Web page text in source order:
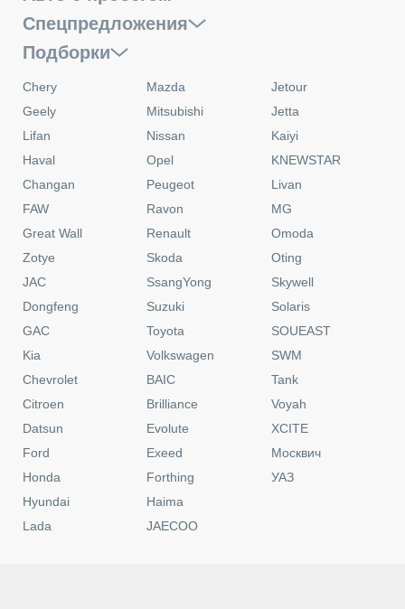
Спецпредложения
Подборки
Chery
Geely
Lifan
Haval
Changan
FAW
Great Wall
Zotye
JAC
Dongfeng
GAC
Kia
Chevrolet
Citroen
Datsun
Ford
Honda
Hyundai
Lada
Mazda
Mitsubishi
Nissan
Opel
Peugeot
Ravon
Renault
Skoda
SsangYong
Suzuki
Toyota
Volkswagen
BAIC
Brilliance
Evolute
Exeed
Forthing
Haima
JAECOO
Jetour
Jetta
Kaiyi
KNEWSTAR
Livan
MG
Omoda
Oting
Skywell
Solaris
SOUEAST
SWM
Tank
Voyah
XCITE
Москвич
УАЗ